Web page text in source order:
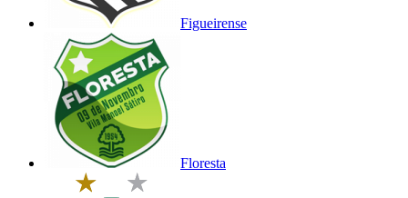
Figueirense
Floresta